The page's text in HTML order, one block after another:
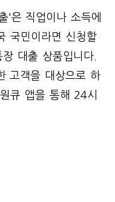
'은 직업이나 소득에
국민이라면 신청할
대출 상품입니다.
고객을 대상으로 하
큐 앱을 통해 24시